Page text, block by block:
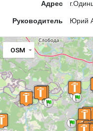
Адрес
Руководитель Юрий
OSM